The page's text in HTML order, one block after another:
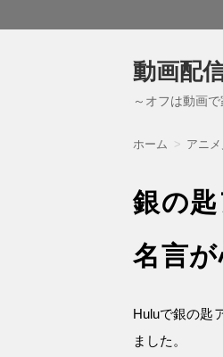
動画配
～オフは動画
ホーム アニ
銀の
名言
Huluで銀の匙
ました。